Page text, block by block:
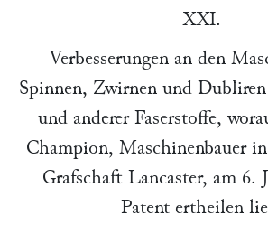
XXI.
Verbesserungen an den
Spinnen, Zwirnen und
und anderer Faserstoffe,
Champion, Maschinenbauer in
Grafschaft Lancaster, am 6.
Patent ertheilen